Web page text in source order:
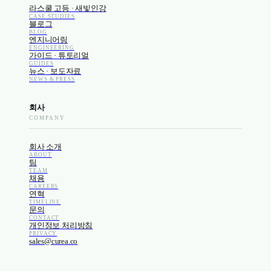
라스쿨 고등 · 새빛인강
CASE STUDIES
블로그
BLOG
엔지니어링
ENGINEERING
가이드 · 튜토리얼
GUIDES
뉴스 · 보도자료
NEWS & PRESS
회사
COMPANY
회사 소개
ABOUT
팀
TEAM
채용
CAREERS
연혁
TIMELINE
문의
CONTACT
개인정보 처리방침
PRIVACY
sales@curea.co